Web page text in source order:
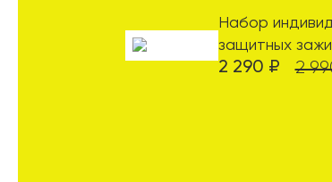
Набор
защитных
2 290 ₽ 2